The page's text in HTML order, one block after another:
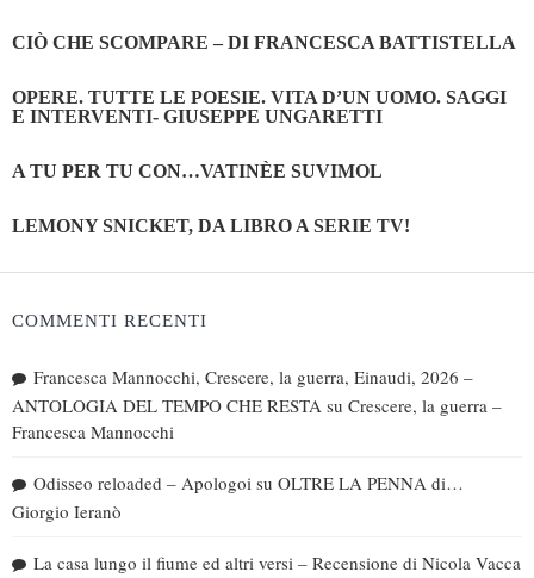
CIÒ CHE SCOMPARE – DI FRANCESCA BATTISTELLA
OPERE. TUTTE LE POESIE. VITA D’UN UOMO. SAGGI
E INTERVENTI- GIUSEPPE UNGARETTI
A TU PER TU CON…VATINÈE SUVIMOL
LEMONY SNICKET, DA LIBRO A SERIE TV!
COMMENTI RECENTI
Francesca Mannocchi, Crescere, la guerra, Einaudi, 2026 –
ANTOLOGIA DEL TEMPO CHE RESTA su Crescere, la guerra –
Francesca Mannocchi
Odisseo reloaded – Apologoi su OLTRE LA PENNA di…
Giorgio Ieranò
La casa lungo il fiume ed altri versi – Recensione di Nicola Vacca